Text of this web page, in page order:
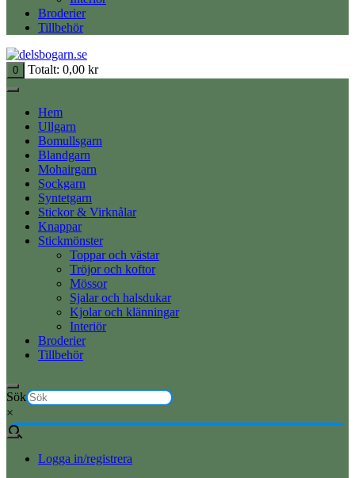
Broderier
Tillbehör
0 Totalt: 0,00 kr
Hem
Ullgarn
Bomullsgarn
Blandgarn
Mohairgarn
Sockgarn
Syntetgarn
Stickor & Virknålar
Knappar
Stickmönster
Toppar och västar
Tröjor och koftor
Mössor
Sjalar och halsdukar
Kjolar och klänningar
Interiör
Broderier
Tillbehör
Sök
×
Logga in/registrera